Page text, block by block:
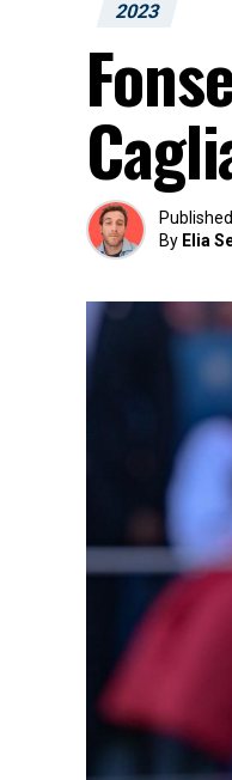
2023
Published
By Elia